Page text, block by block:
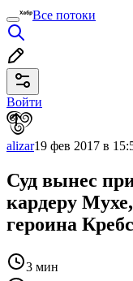
Все потоки
Войти
alizar19 фев 2017 в
Суд вынес
кардеру
героина
3 мин